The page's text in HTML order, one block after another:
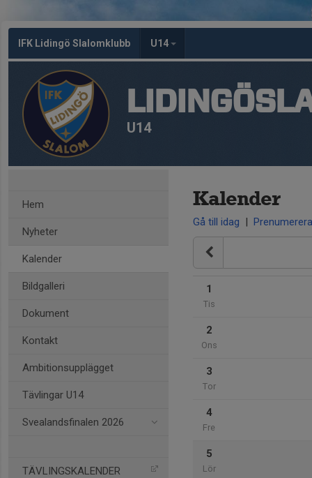
IFK Lidingö Slalomklubb U14
U14
Hem
Nyheter
Kalender
Bildgalleri
Dokument
Kontakt
Ambitionsupplägget
Tävlingar U14
Svealandsfinalen 2026
TÄVLINGSKALENDER
Kalender
Gå till idag | Prenumerera
1
Tis
2
Ons
3
Tor
4
Fre
5
Lör